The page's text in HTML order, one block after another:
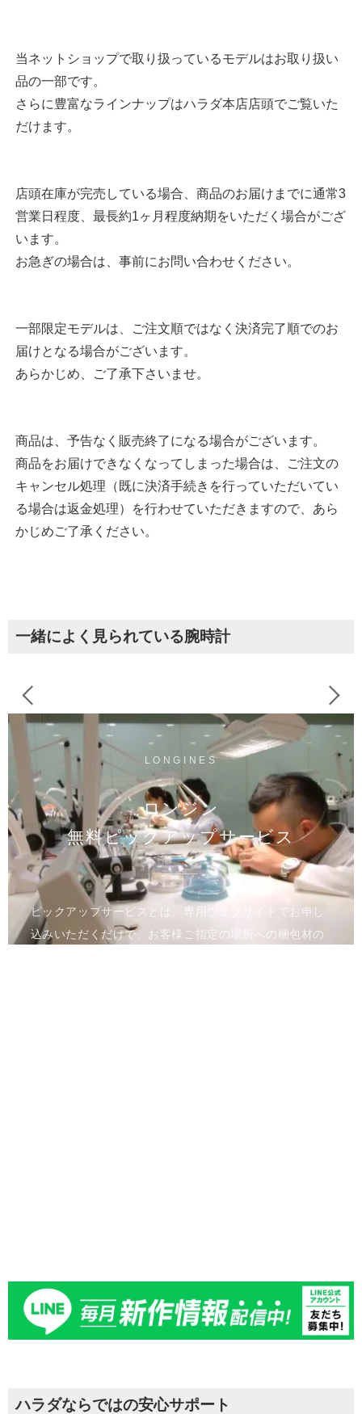
当ネットショップで取り扱っているモデルはお取り扱い
品の一部です。
さらに豊富なラインナップはハラダ本店店頭でご覧いた
だけます。
店頭在庫が完売している場合、商品のお届けまでに通常3
営業日程度、最長約1ヶ月程度納期をいただく場合がござ
います。
お急ぎの場合は、事前にお問い合わせください。
一部限定モデルは、ご注文順ではなく決済完了順でのお
届けとなる場合がございます。
あらかじめ、ご了承下さいませ。
商品は、予告なく販売終了になる場合がございます。
商品をお届けできなくなってしまった場合は、ご注文の
キャンセル処理（既に決済手続きを行っていただいてい
る場合は返金処理）を行わせていただきますので、あら
かじめご了承ください。
一緒によく見られている腕時計
LONGINES
ロンジン
無料ピックアップサービス
ピックアップサービスとは、専用ウェブサイトでお申し
込みいただくだけで、お客様ご指定の場所への梱包材の
ハラダならではの安心サポート